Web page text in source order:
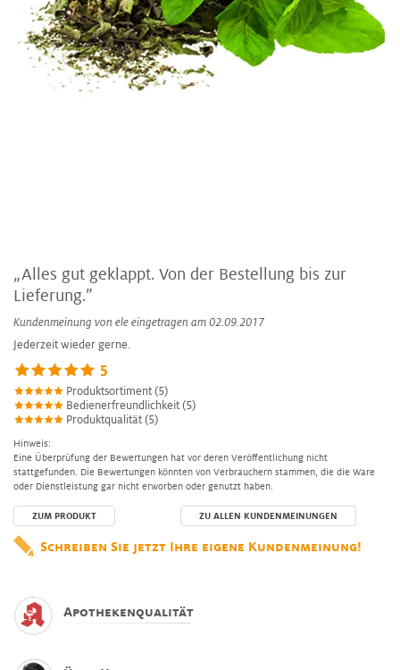
„Alles gut geklappt. Von der Bestellung bis zur
Lieferung.”
Kundenmeinung von ele eingetragen am 02.09.2017
Jederzeit wieder gerne.
5
Produktsortiment (5)
Bedienerfreundlichkeit (5)
Produktqualität (5)
Hinweis:
Eine Überprüfung der Bewertungen hat vor deren Veröffentlichung nicht
stattgefunden. Die Bewertungen könnten von Verbrauchern stammen, die die Ware
oder Dienstleistung gar nicht erworben oder genutzt haben.
ZUM PRODUKT ZU ALLEN KUNDENMEINUNGEN
Schreiben Sie jetzt Ihre eigene Kundenmeinung!
Apothekenqualität